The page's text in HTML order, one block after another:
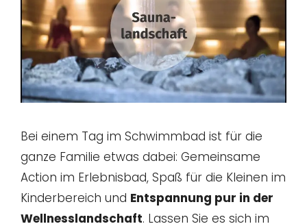
Bei einem Tag im Schwimmbad ist für die
ganze Familie etwas dabei: Gemeinsame
Action im Erlebnisbad, Spaß für die Kleinen im
Kinderbereich und Entspannung pur in der
Wellnesslandschaft. Lassen Sie es sich im